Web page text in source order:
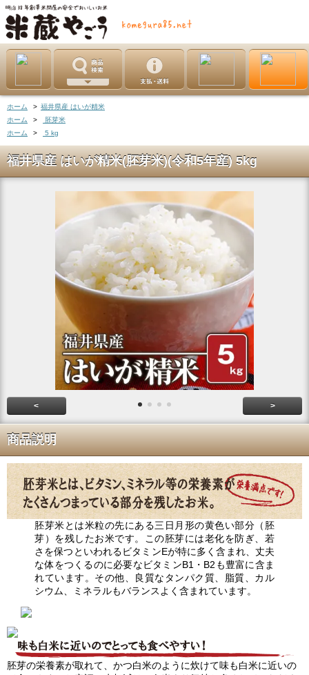
ホーム > 福井県産 はいが精米
ホーム
>
胚芽米
ホーム
> 5 kg
福井県産 はいが精米(胚芽米)(令和5年産) 5kg
< >
商品説明
胚芽米とは米粒の先にある三日月形の黄色い部分（胚
芽）を残したお米です。この胚芽には老化を防ぎ、若
さを保つといわれるビタミンEが特に多く含まれ、丈夫
な体をつくるのに必要なビタミンB1・B2も豊富に含ま
れています。その他、良質なタンパク質、脂質、カル
シウム、ミネラルもバランスよく含まれています。
胚芽の栄養素が取れて、かつ白米のように炊けて味も白米に近いの